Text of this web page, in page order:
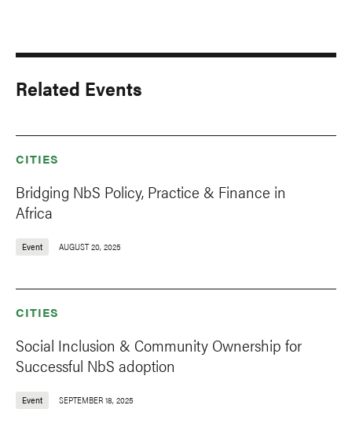
Related Events
CITIES
Bridging NbS Policy, Practice & Finance in
Africa
Event AUGUST 20, 2025
CITIES
Social Inclusion & Community Ownership for
Successful NbS adoption
Event SEPTEMBER 18, 2025